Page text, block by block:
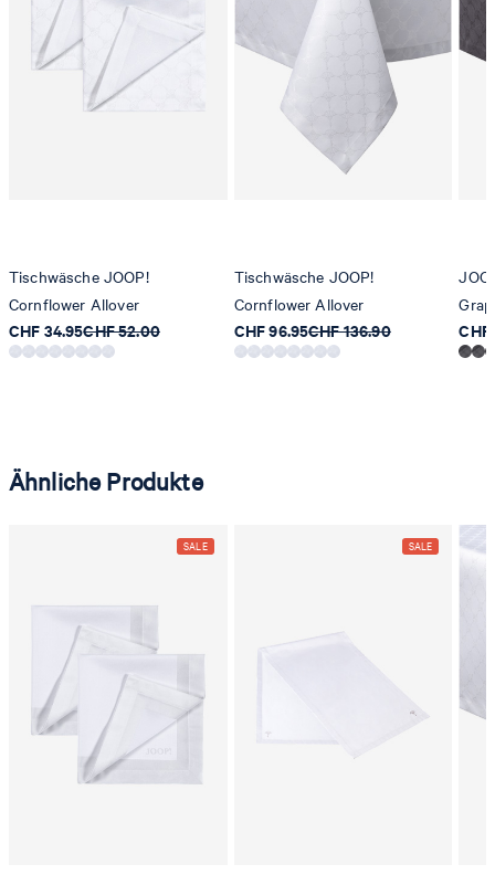
Tischwäsche JOOP!
Cornflower Allover
CHF 34.95CHF 52.00
Tischwäsche JOOP!
Cornflower Allover
CHF 96.95CHF 136.90
CHF
Ähnliche Produkte